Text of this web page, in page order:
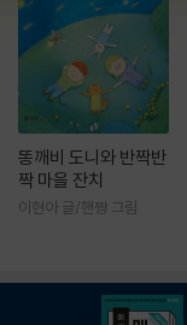
똥깨비 도니와 반짝반
짝 마을 잔치
이현아 글/핸짱 그림